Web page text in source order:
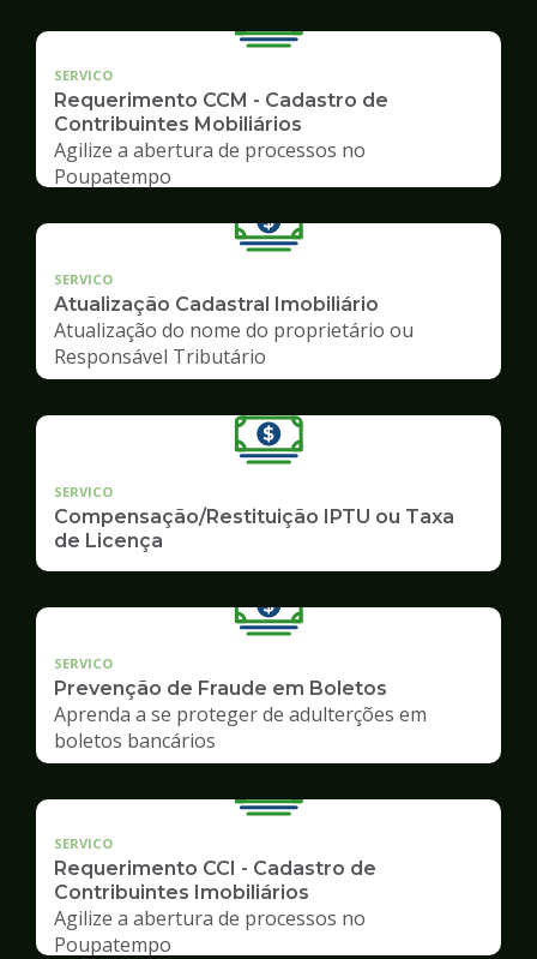
SERVICO
Requerimento CCM - Cadastro de
Contribuintes Mobiliários
Agilize a abertura de processos no
Poupatempo
SERVICO
Atualização Cadastral Imobiliário
Atualização do nome do proprietário ou
Responsável Tributário
SERVICO
Compensação/Restituição IPTU ou Taxa
de Licença
SERVICO
Prevenção de Fraude em Boletos
Aprenda a se proteger de adulterções em
boletos bancários
SERVICO
Requerimento CCI - Cadastro de
Contribuintes Imobiliários
Agilize a abertura de processos no
Poupatempo